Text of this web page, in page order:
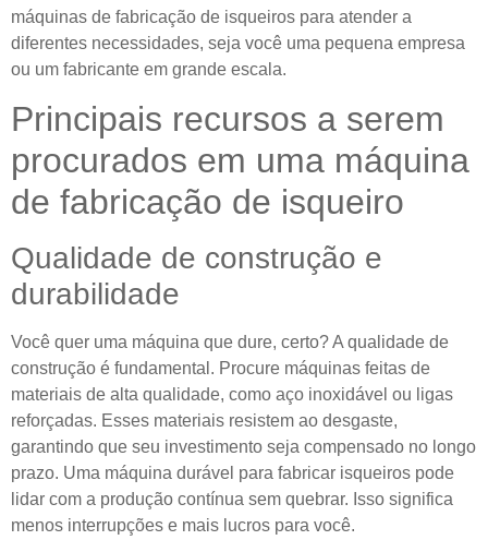
máquinas de fabricação de isqueiros para atender a
diferentes necessidades, seja você uma pequena empresa
ou um fabricante em grande escala.
Principais recursos a serem
procurados em uma máquina
de fabricação de isqueiro
Qualidade de construção e
durabilidade
Você quer uma máquina que dure, certo? A qualidade de
construção é fundamental. Procure máquinas feitas de
materiais de alta qualidade, como aço inoxidável ou ligas
reforçadas. Esses materiais resistem ao desgaste,
garantindo que seu investimento seja compensado no longo
prazo. Uma máquina durável para fabricar isqueiros pode
lidar com a produção contínua sem quebrar. Isso significa
menos interrupções e mais lucros para você.